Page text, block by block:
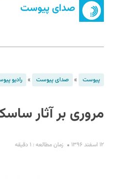
صدای پیوست
پیوست » صدای پیوست » رادیو
مروری بر آثار
۱۲ اسفند ۱۳۹۶ زمان مطالعه : ۱ دقیقه